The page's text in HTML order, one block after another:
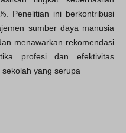
Penelitian ini berkontribusi
sumber daya manusia
menawarkan rekomendasi
profesi dan efektivitas
yang serupa